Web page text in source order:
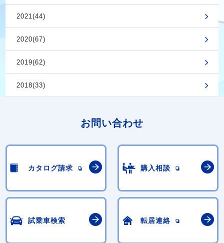
2021(44)
2020(67)
2019(62)
2018(33)
お問い合わせ
カタログ請求 購入相談
試乗車検索 転居連絡